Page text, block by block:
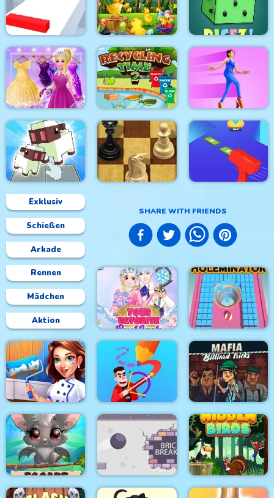
Exklusiv
Schießen
Arkade
Rennen
Mädchen
Aktion
SHARE WITH FRIENDS
Bounce And Collect
Stick Duel : Medieval
Wars
HideNSeek3D
Shift io Find Unique Chick Dicez!
Cinderella Dress Up Recycling Time 2 Super Heels
Voxel Merge 3D Master Chess Cash Gun Rush
Your Favorite Royal
Couple
Holeminator
Home House Painter Mafia Billiard Tricks